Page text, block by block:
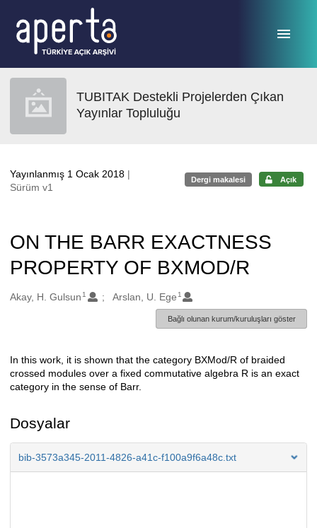
TUBITAK Destekli Projelerden Çıkan
Yayınlar Topluluğu
Yayınlanmış 1 Ocak 2018 |
Sürüm v1
Dergi makalesi Açık
ON THE BARR EXACTNESS
PROPERTY OF BXMOD/R
Oluşturanlar
Akay, H. Gulsun 1 Arslan, U. Ege 1
Bağlı olunan kurum/kuruluşları göster
Açıklama
In this work, it is shown that the category BXMod/R of braided
crossed modules over a fixed commutative algebra R is an exact
category in the sense of Barr.
Dosyalar
bib-3573a345-2011-4826-a41c-f100a9f6a48c.txt